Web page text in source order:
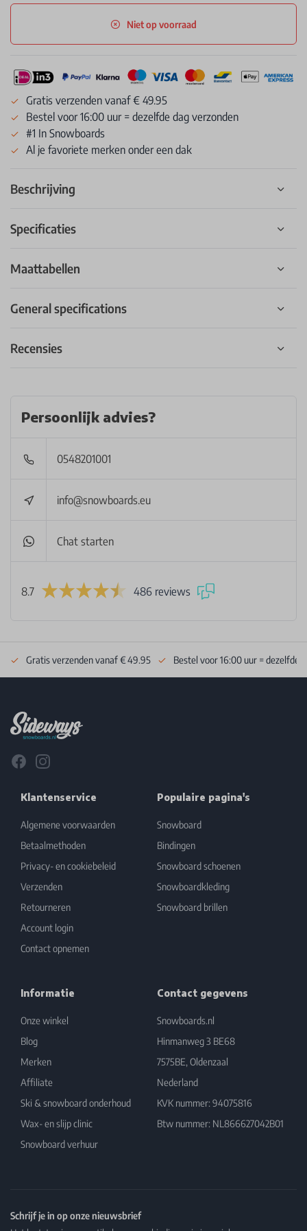
Niet op voorraad
Gratis verzenden vanaf € 49.95
Bestel voor 16:00 uur = dezelfde dag verzonden
#1 In Snowboards
Al je favoriete merken onder een dak
Beschrijving
Specificaties
Maattabellen
General specifications
Recensies
Persoonlijk advies?
0548201001
info@snowboards.eu
Chat starten
8.7 486 reviews
Gratis verzenden vanaf € 49.95 Bestel voor 16:00 uur = dezelfde
FacebookInstagram
Klantenservice
Algemene voorwaarden
Betaalmethoden
Privacy- en cookiebeleid
Verzenden
Retourneren
Account login
Contact opnemen
Populaire pagina's
Snowboard
Bindingen
Snowboard schoenen
Snowboardkleding
Snowboard brillen
Informatie
Onze winkel
Blog
Merken
Affiliate
Ski & snowboard onderhoud
Wax- en slijp clinic
Snowboard verhuur
Contact gegevens
Snowboards.nl
Hinmanweg 3 BE68
7575BE, Oldenzaal
Nederland
KVK nummer: 94075816
Btw nummer: NL866627042B01
Schrijf je in op onze nieuwsbrief